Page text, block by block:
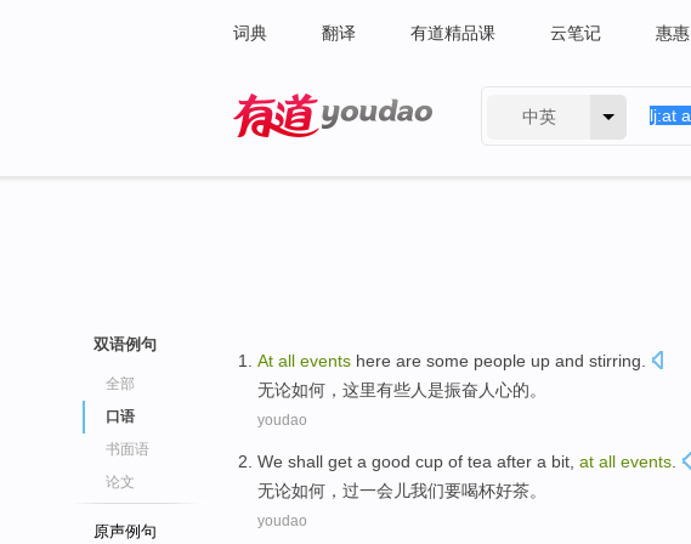
词典 翻译 有道精品课 云笔记 惠惠
中英
双语例句
全部
口语
书面语
论文
原声例句
At all events here are some people up and stirring
无论如何， 这里有些人是振奋人心的。
youdao
We shall get a good cup of tea after a bit at all events
无论如何，过一会儿我们要喝杯好茶。
youdao